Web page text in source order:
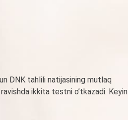
DNK tahlili natijasining mutlaq
ikkita testni o’tkazadi. Keyin